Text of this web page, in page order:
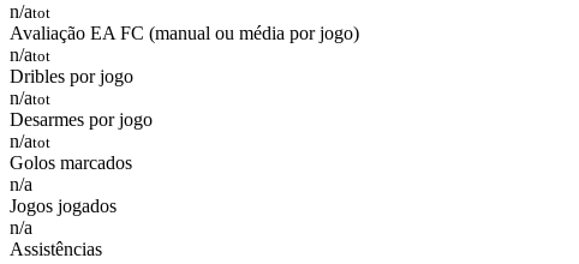
n/atot
Avaliação EA FC (manual ou média por jogo)
n/atot
Dribles por jogo
n/atot
Desarmes por jogo
n/atot
Golos marcados
n/a
Jogos jogados
n/a
Assistências